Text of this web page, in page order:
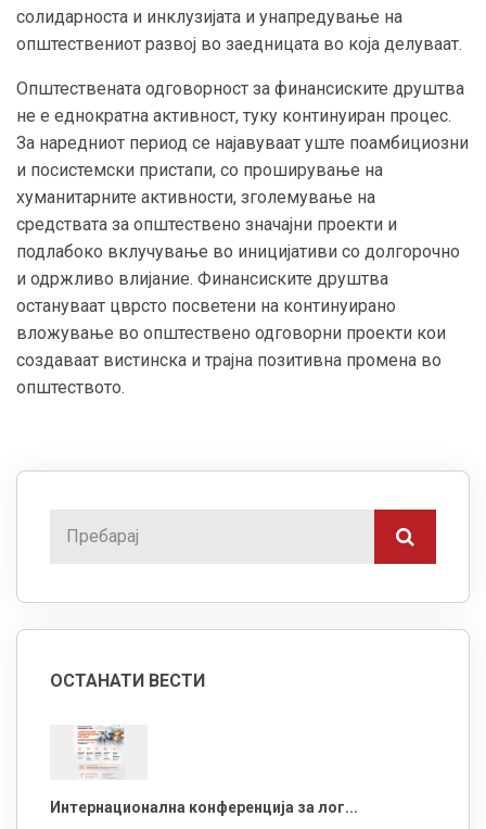
солидарноста и инклузијата и унапредување на
општествениот развој во заедницата во која делуваат.
Општествената одговорност за финансиските друштва
не е еднократна активност, туку континуиран процес.
За наредниот период се најавуваат уште поамбициозни
и посистемски пристапи, со проширување на
хуманитарните активности, зголемување на
средствата за општествено значајни проекти и
подлабоко вклучување во иницијативи со долгорочно
и одржливо влијание. Финансиските друштва
остануваат цврсто посветени на континуирано
вложување во општествено одговорни проекти кои
создаваат вистинска и трајна позитивна промена во
општеството.
ОСТАНАТИ ВЕСТИ
Интернационална конференција за лог...